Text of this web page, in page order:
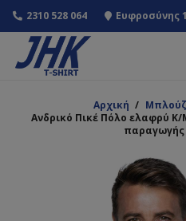
2310 528 064 Ευφροσύνης 1
Αρχική /
Ανδρικό Πικέ Πόλο ελαφρύ
παραγωγής